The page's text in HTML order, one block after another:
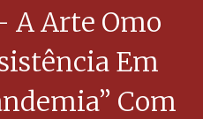
A Arte Omo
Em
Com